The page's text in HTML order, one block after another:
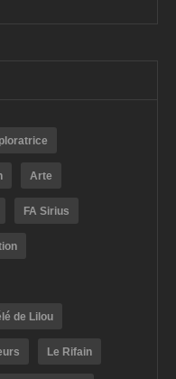
Arte
FA Sirius
de Lilou
Le Rifain